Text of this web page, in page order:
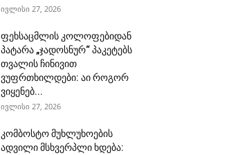
ივლისი 27, 2026
ფეხსაცმლის კოლოფებიდან
პატარა „ჯადოსნურ“ პაკეტებს
თვალის ჩინივით
ვუფრთხილდები: აი როგორ
ვიყენებ...
ივლისი 27, 2026
კომბოსტო მუხლუხოების
ადვილი მსხვერპლი ხდება: